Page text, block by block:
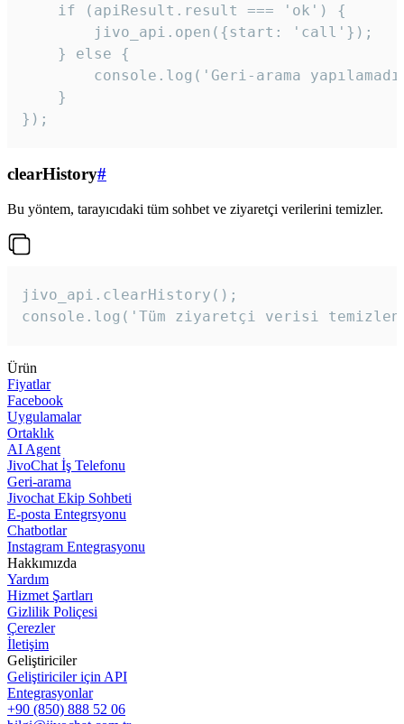
    if (apiResult.result === 'ok') {
        jivo_api.open({start: 'call'});
    } else {
console.log('Geri-arama
    }
});
clearHistory#
Bu yöntem, tarayıcıdaki tüm sohbet ve ziyaretçi verilerini temizler.
jivo_api.clearHistory();
console.log('Tüm ziyaretçi verisi
Ürün
Fiyatlar
Facebook
Uygulamalar
Ortaklık
AI Agent
JivoChat İş Telefonu
Geri-arama
Jivochat Ekip Sohbeti
E-posta Entegrsyonu
Chatbotlar
Instagram Entegrasyonu
Hakkımızda
Yardım
Hizmet Şartları
Gizlilik Poliçesi
Çerezler
İletişim
Geliştiriciler
Geliştiriciler için API
Entegrasyonlar
+90 (850) 888 52 06